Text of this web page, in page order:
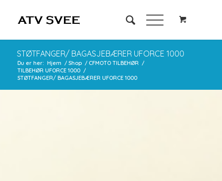
STØTFANGER/ BAGASJEBÆRER UFORCE 1000
Du er her: Hjem / Shop / CFMOTO TILBEHØR /
TILBEHØR UFORCE 1000 /
STØTFANGER/ BAGASJEBÆRER UFORCE 1000